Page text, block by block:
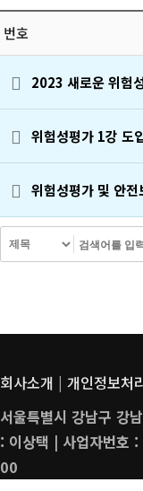
번호
2023 새로운 위험
위험성평가 1강 도
위험성평가 및 안
회사소개 | 개인정보처
서울특별시 강남구 강
: 이상택 | 사업자번
00